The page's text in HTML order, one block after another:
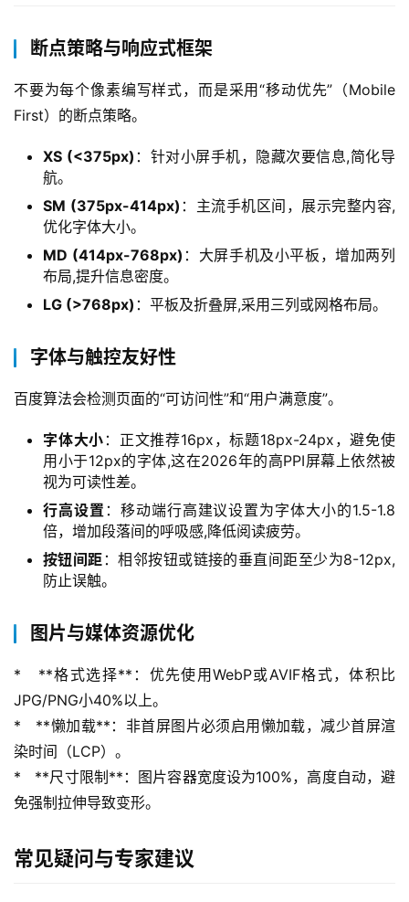
页
产
品
与
断点策略与响应式框架
不要为每个像素编写样式，而是采用“移动优先”（Mobile
First）的断点策略。
XS (<375px) ：针对小屏手机，隐藏次要信息,简化导
航。
SM (375px-414px) ：主流手机区间，展示完整内容,
优化字体大小。
MD (414px-768px) ：大屏手机及小平板，增加两列
布局,提升信息密度。
LG (>768px) ：平板及折叠屏,采用三列或网格布局。
字体与触控友好性
百度算法会检测页面的“可访问性”和“用户满意度”。
字体大小 ：正文推荐16px，标题18px-24px，避免使
用小于12px的字体,这在2026年的高PPI屏幕上依然被
视为可读性差。
行高设置 ：移动端行高建议设置为字体大小的1.5-1.8
倍，增加段落间的呼吸感,降低阅读疲劳。
按钮间距 ：相邻按钮或链接的垂直间距至少为8-12px,
防止误触。
图片与媒体资源优化
*   **格式选择**：优先使用WebP或AVIF格式，体积比
JPG/PNG小40%以上。
*   **懒加载**：非首屏图片必须启用懒加载，减少首屏渲
染时间（LCP）。
*   **尺寸限制**：图片容器宽度设为100%，高度自动，避
免强制拉伸导致变形。
常见疑问与专家建议